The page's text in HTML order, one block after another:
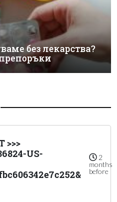
без лекарства?
>>>
US-
2
months
before